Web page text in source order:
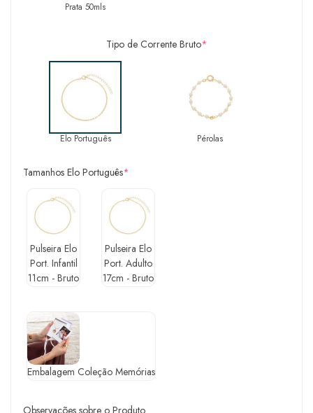
Prata 50mls
Tipo de Corrente Bruto*
Elo Português Pérolas
Tamanhos Elo Português*
Pulseira Elo
Port. Infantil
11cm - Bruto
Pulseira Elo
Port. Adulto
17cm - Bruto
Embalagem Coleção Memórias
Observações sobre o Produto